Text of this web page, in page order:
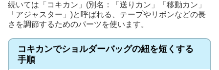
続いては「コキカン」(別名：「送りカン」「移動カン」
「アジャスター」)と呼ばれる、テープやリボンなどの長
さを調節するためのパーツを使います。
コキカンでショルダーバッグの紐を短くする
手順